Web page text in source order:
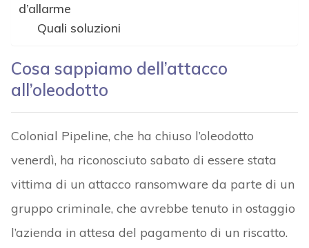
d’allarme
Quali soluzioni
Cosa sappiamo dell’attacco
all’oleodotto
Colonial Pipeline, che ha chiuso l’oleodotto
venerdì, ha riconosciuto sabato di essere stata
vittima di un attacco ransomware da parte di un
gruppo criminale, che avrebbe tenuto in ostaggio
l’azienda in attesa del pagamento di un riscatto.